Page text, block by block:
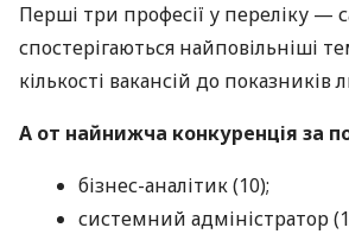
Перші три професії у переліку —
спостерігаються найповільніші
кількості вакансій до показників
А от найнижча конкуренція за
бізнес-аналітик (10);
системний адміністратор